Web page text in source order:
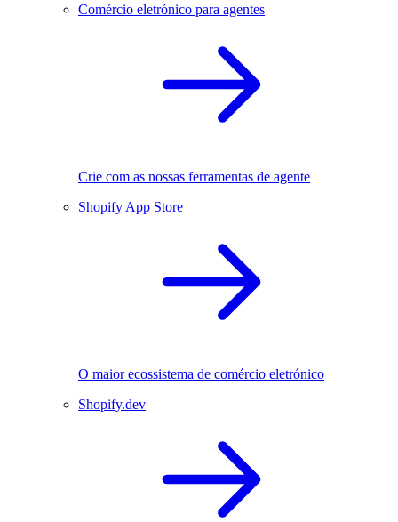
Comércio eletrónico para agentes
Crie com as nossas ferramentas de agente
Shopify App Store
O maior ecossistema de comércio eletrónico
Shopify.dev